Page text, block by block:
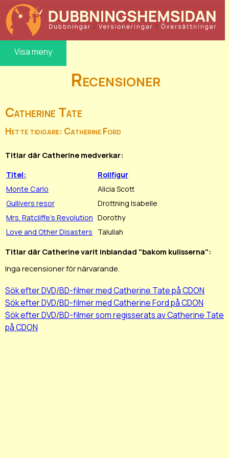
Visa meny
Recensioner
Catherine Tate
Hette tidigare: Catherine Ford
Titlar där Catherine medverkar:
Titel:
Rollfigur
Monte Carlo
Alicia Scott
Gullivers resor
Drottning Isabelle
Mrs. Ratcliffe's Revolution Dorothy
Love and Other Disasters
Talullah
Titlar där Catherine varit inblandad "bakom kulisserna":
Inga recensioner för närvarande.
Sök efter DVD/BD-filmer med Catherine Tate på CDON
Sök efter DVD/BD-filmer med Catherine Ford på CDON
Sök efter DVD/BD-filmer som regisserats av Catherine Tate
på CDON